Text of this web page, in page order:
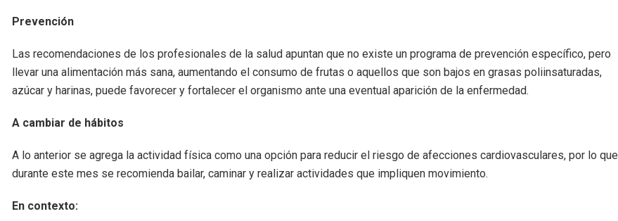
Prevención
Las recomendaciones de los profesionales de la salud apuntan que no existe un programa de prevención específico, pero
llevar una alimentación más sana, aumentando el consumo de frutas o aquellos que son bajos en grasas poliinsaturadas,
azúcar y harinas, puede favorecer y fortalecer el organismo ante una eventual aparición de la enfermedad.
A cambiar de hábitos
A lo anterior se agrega la actividad física como una opción para reducir el riesgo de afecciones cardiovasculares, por lo que
durante este mes se recomienda bailar, caminar y realizar actividades que impliquen movimiento.
En contexto: